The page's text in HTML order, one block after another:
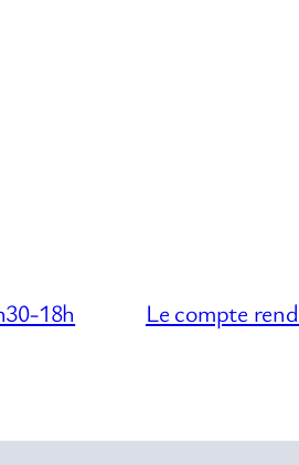
18h Le compte